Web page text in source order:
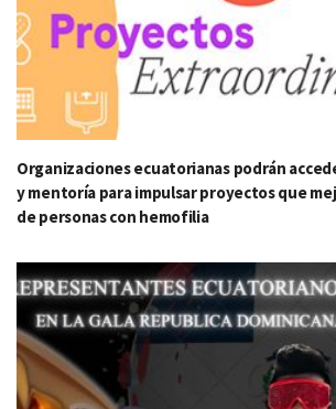
Organizaciones ecuatorianas podrán
y mentoría para impulsar proyectos que
de personas con hemofilia